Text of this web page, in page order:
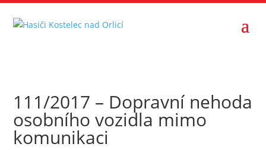
111/2017 – Dopravní nehoda
osobního vozidla mimo
komunikaci